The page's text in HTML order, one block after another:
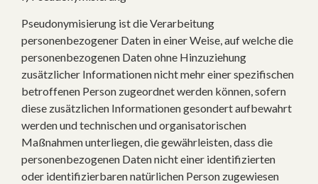
Pseudonymisierung ist die Verarbeitung
personenbezogener Daten in einer Weise, auf welche die
personenbezogenen Daten ohne Hinzuziehung
zusätzlicher Informationen nicht mehr einer spezifischen
betroffenen Person zugeordnet werden können, sofern
diese zusätzlichen Informationen gesondert aufbewahrt
werden und technischen und organisatorischen
Maßnahmen unterliegen, die gewährleisten, dass die
personenbezogenen Daten nicht einer identifizierten
oder identifizierbaren natürlichen Person zugewiesen